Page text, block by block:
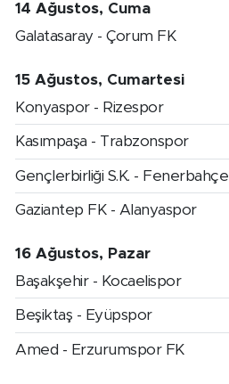
14 Ağustos, Cuma
Galatasaray - Çorum FK
15 Ağustos, Cumartesi
Konyaspor - Rizespor
Kasımpaşa - Trabzonspor
Gençlerbirliği S.K. - Fenerbahçe
Gaziantep FK - Alanyaspor
16 Ağustos, Pazar
Başakşehir - Kocaelispor
Beşiktaş - Eyüpspor
Amed - Erzurumspor FK